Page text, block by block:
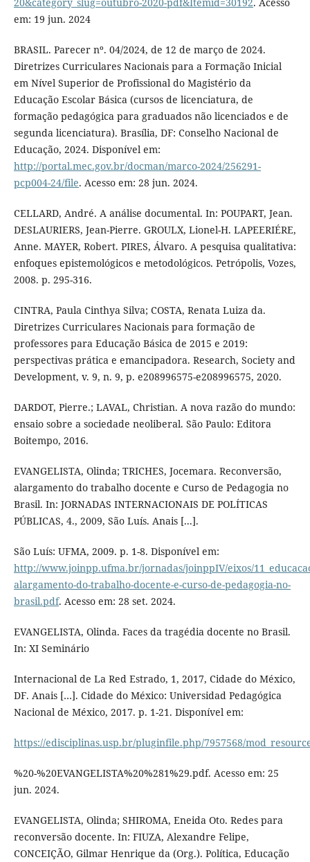
em: 19 jun. 2024
BRASIL. Parecer nº. 04/2024, de 12 de março de 2024.
Diretrizes Curriculares Nacionais para a Formação Inicial
em Nível Superior de Profissional do Magistério da
Educação Escolar Básica (cursos de licenciatura, de
formação pedagógica para graduados não licenciados e de
segunda licenciatura). Brasília, DF: Conselho Nacional de
Educação, 2024. Disponível em:
http://portal.mec.gov.br/docman/marco-2024/256291-
pcp004-24/file. Acesso em: 28 jun. 2024.
CELLARD, André. A análise documental. In: POUPART, Jean.
DESLAURIERS, Jean-Pierre. GROULX, Lionel-H. LAPEERIÉRE,
Anne. MAYER, Robert. PIRES, Álvaro. A pesquisa qualitativa:
enfoques epistemológicos e metodológicos. Petrópolis, Vozes,
2008. p. 295-316.
CINTRA, Paula Cinthya Silva; COSTA, Renata Luiza da.
Diretrizes Curriculares Nacionais para formação de
professores para Educação Básica de 2015 e 2019:
perspectivas prática e emancipadora. Research, Society and
Development, v. 9, n. 9, p. e208996575-e208996575, 2020.
DARDOT, Pierre.; LAVAL, Christian. A nova razão do mundo:
ensaio sobre a sociedade neoliberal. São Paulo: Editora
Boitempo, 2016.
EVANGELISTA, Olinda; TRICHES, Jocemara. Reconversão,
alargamento do trabalho docente e Curso de Pedagogia no
Brasil. In: JORNADAS INTERNACIONAIS DE POLÍTICAS
PÚBLICAS, 4., 2009, São Luís. Anais [...].
São Luís: UFMA, 2009. p. 1-8. Disponível em:
http://www.joinpp.ufma.br/jornadas/joinppIV/eixos/
alargamento-do-trabalho-docente-e-curso-de-pedagogia-no-
brasil.pdf. Acesso em: 28 set. 2024.
EVANGELISTA, Olinda. Faces da tragédia docente no Brasil.
In: XI Seminário
Internacional de La Red Estrado, 1, 2017, Cidade do México,
DF. Anais […]. Cidade do México: Universidad Pedagógica
Nacional de México, 2017. p. 1-21. Disponível em:
https://edisciplinas.usp.br/pluginfile.php/7957568/
%20-%20EVANGELISTA%20%281%29.pdf. Acesso em: 25
jun. 2024.
EVANGELISTA, Olinda; SHIROMA, Eneida Oto. Redes para
reconversão docente. In: FIUZA, Alexandre Felipe,
CONCEIÇÃO, Gilmar Henrique da (Org.). Política, Educação